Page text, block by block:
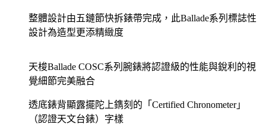
整體設計由五鏈節快拆錶帶完成，此Ballade系列標誌性
設計為造型更添精緻度
天梭Ballade COSC系列腕錶將認證級的性能與銳利的視
覺細節完美融合
透底錶背顯露擺陀上鐫刻的「Certified Chronometer」
（認證天文台錶）字樣